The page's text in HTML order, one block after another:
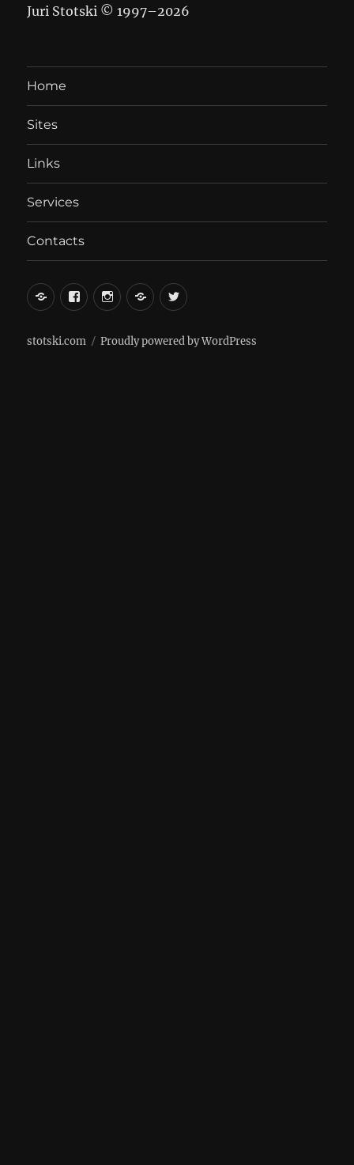
Juri Stotski © 1997–2026
Home
Sites
Links
Services
Contacts
вКонтакте
FacebookInstagramLiveJournal
Twitter
stotski.com Proudly powered by WordPress